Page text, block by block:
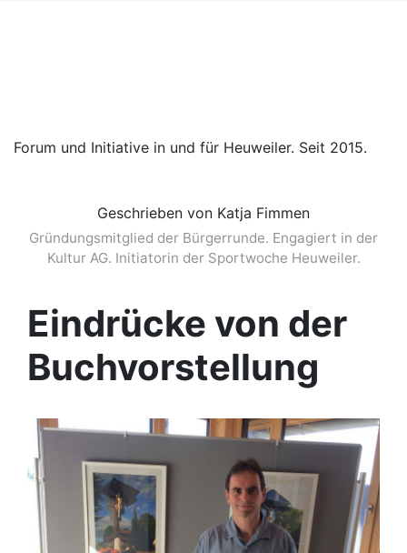
Forum und Initiative in und für Heuweiler. Seit 2015.
Geschrieben von Katja Fimmen
Gründungsmitglied der Bürgerrunde. Engagiert in der
Kultur AG. Initiatorin der Sportwoche Heuweiler.
Eindrücke von der
Buchvorstellung